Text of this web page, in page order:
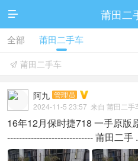
 莆田二
全部 莆田二手车
 莆田二手车
阿九 管理员
2024-11-5 23:57 来自 莆田二手
16年12月保时捷718 一手原版
----------------------------- 莆田二手